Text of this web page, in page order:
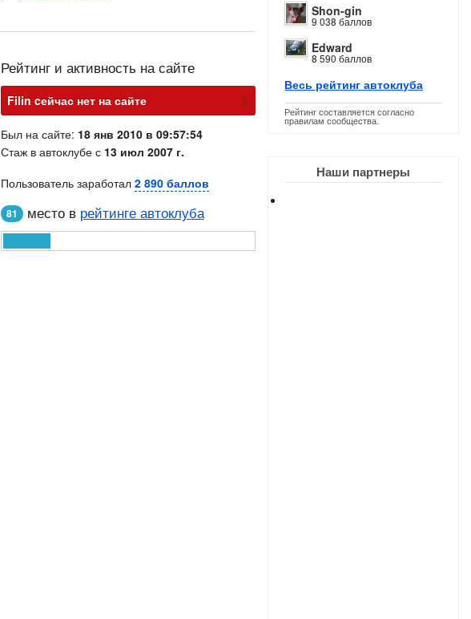
Shon-gin
9 038 баллов
Edward
8 590 баллов
Весь рейтинг автоклуба
Рейтинг составляется согласно
правилам сообщества.
Наши партнеры
Рейтинг и активность на сайте
Filin cейчас нет на сайте х
Был на сайте: 18 янв 2010 в 09:57:54
Стаж в автоклубе с 13 июл 2007 г.
Пользователь заработал 2 890 баллов
81 место в рейтинге автоклуба